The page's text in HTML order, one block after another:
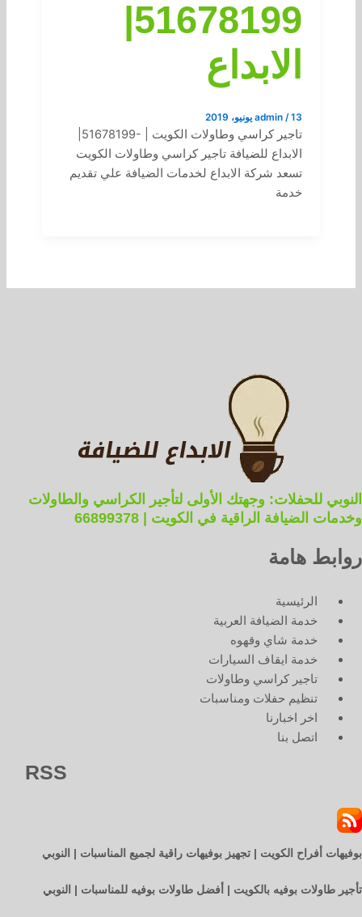
51678199|
الابداع
admin /13 يونيو، 2019
الابداع للضيافة تاجير كراسي وطاولات الكويت
تسعد شركة الابداع لخدمات الضيافة علي تقديم
خدمة
النوبي للحفلات: وجهتك الأولى لتأجير الكراسي والطاولات
وخدمات الضيافة الراقية في الكويت | 66899378
روابط هامة
الرئيسية
خدمة الضيافة العربية
خدمة شاي وقهوه
خدمة ايقاف السيارات
تاجير كراسي وطاولات
تنظيم حفلات ومناسبات
اخر اخبارنا
اتصل بنا
RSS
بوفيهات أفراح الكويت | تجهيز بوفيهات راقية لجميع المناسبات | النوبي
تأجير طاولات بوفيه بالكويت | أفضل طاولات بوفيه للمناسبات | النوبي